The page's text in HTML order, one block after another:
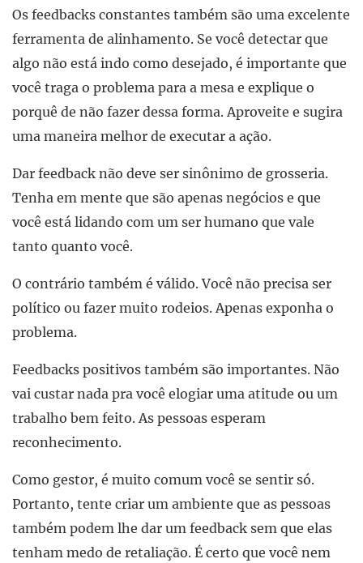
Os feedbacks constantes também são uma excelente
ferramenta de alinhamento. Se você detectar que
algo não está indo como desejado, é importante que
você traga o problema para a mesa e explique o
porquê de não fazer dessa forma. Aproveite e sugira
uma maneira melhor de executar a ação.
Dar feedback não deve ser sinônimo de grosseria.
Tenha em mente que são apenas negócios e que
você está lidando com um ser humano que vale
tanto quanto você.
O contrário também é válido. Você não precisa ser
político ou fazer muito rodeios. Apenas exponha o
problema.
Feedbacks positivos também são importantes. Não
vai custar nada pra você elogiar uma atitude ou um
trabalho bem feito. As pessoas esperam
reconhecimento.
Como gestor, é muito comum você se sentir só.
Portanto, tente criar um ambiente que as pessoas
também podem lhe dar um feedback sem que elas
tenham medo de retaliação. É certo que você nem